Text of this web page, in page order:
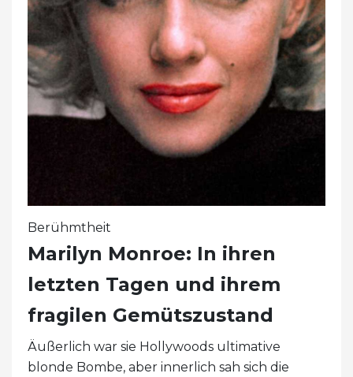
Berühmtheit
Marilyn Monroe: In ihren
letzten Tagen und ihrem
fragilen Gemütszustand
Äußerlich war sie Hollywoods ultimative
blonde Bombe, aber innerlich sah sich die